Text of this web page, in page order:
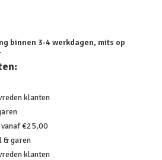
binnen 3-4 werkdagen, mits op
klanten
€25,00
& garen
klanten